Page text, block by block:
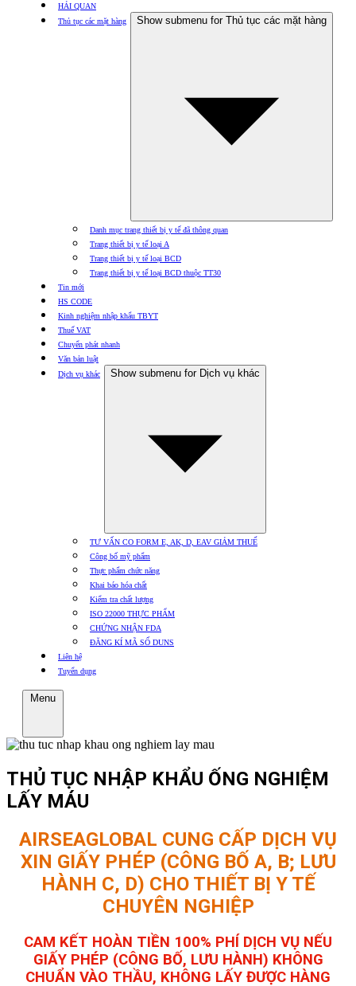
HẢI QUAN
Thủ tục các mặt hàng
Show submenu for Thủ tục các mặt hàng
Danh mục trang thiết bị y tế đã thông quan
Trang thiết bị y tế loại A
Trang thiết bị y tế loại BCD
Trang thiết bị y tế loại BCD thuộc TT30
Tin mới
HS CODE
Kinh nghiệm nhập khẩu TBYT
Thuế VAT
Chuyển phát nhanh
Văn bản luật
Dịch vụ khác
Show submenu for Dịch vụ khác
TƯ VẤN CO FORM E, AK, D, EAV GIẢM THUẾ
Công bố mỹ phẩm
Thực phẩm chức năng
Khai báo hóa chất
Kiểm tra chất lượng
ISO 22000 THỰC PHẨM
CHỨNG NHẬN FDA
ĐĂNG KÍ MÃ SỐ DUNS
Liên hệ
Tuyển dụng
Menu
THỦ TỤC NHẬP KHẨU ỐNG NGHIỆM
LẤY MÁU
AIRSEAGLOBAL CUNG CẤP DỊCH VỤ
XIN GIẤY PHÉP (CÔNG BỐ A, B; LƯU
HÀNH C, D) CHO THIẾT BỊ Y TẾ
CHUYÊN NGHIỆP
CAM KẾT HOÀN TIỀN 100% PHÍ DỊCH VỤ NẾU
GIẤY PHÉP (CÔNG BỐ, LƯU HÀNH) KHÔNG
CHUẨN VÀO THẦU, KHÔNG LẤY ĐƯỢC HÀNG